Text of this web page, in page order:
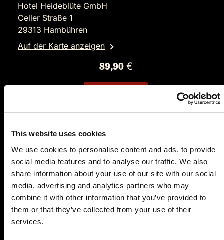
This website uses cookies
We use cookies to personalise content and ads, to provide
social media features and to analyse our traffic. We also
share information about your use of our site with our social
media, advertising and analytics partners who may
combine it with other information that you’ve provided to
them or that they’ve collected from your use of their
services.
Hotel Heideblüte GmbH
Celler Straße 1
29313 Hambühren
Auf der Karte anzeigen
89,90 €
DO.
10.12.2026 19:00 Uhr
Und raus bist du